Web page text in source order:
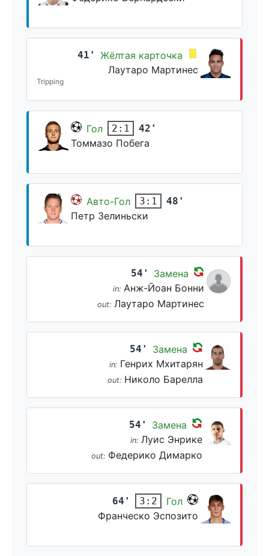
41'
Жёлтая карточка
Лаутаро Мартинес
Tripping
Гол 2:1 42'
Томмазо Побега
Авто-Гол 3:1 48'
Петр Зелиньски
54' Замена
in: Анж-Йоан Бонни
out: Лаутаро Мартинес
54' Замена
in: Генрих Мхитарян
out: Николо Барелла
54' Замена
in: Луис Энрике
out: Федерико Димарко
64' 3:2
Гол
Франческо Эспозито